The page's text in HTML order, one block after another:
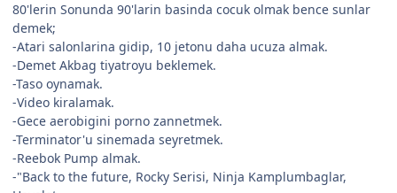
80'lerin Sonunda 90'larin basinda cocuk olmak bence sunlar
demek;
-Atari salonlarina gidip, 10 jetonu daha ucuza almak.
-Demet Akbag tiyatroyu beklemek.
-Taso oynamak.
-Video kiralamak.
-Gece aerobigini porno zannetmek.
-Terminator'u sinemada seyretmek.
-Reebok Pump almak.
-"Back to the future, Rocky Serisi, Ninja Kamplumbaglar,